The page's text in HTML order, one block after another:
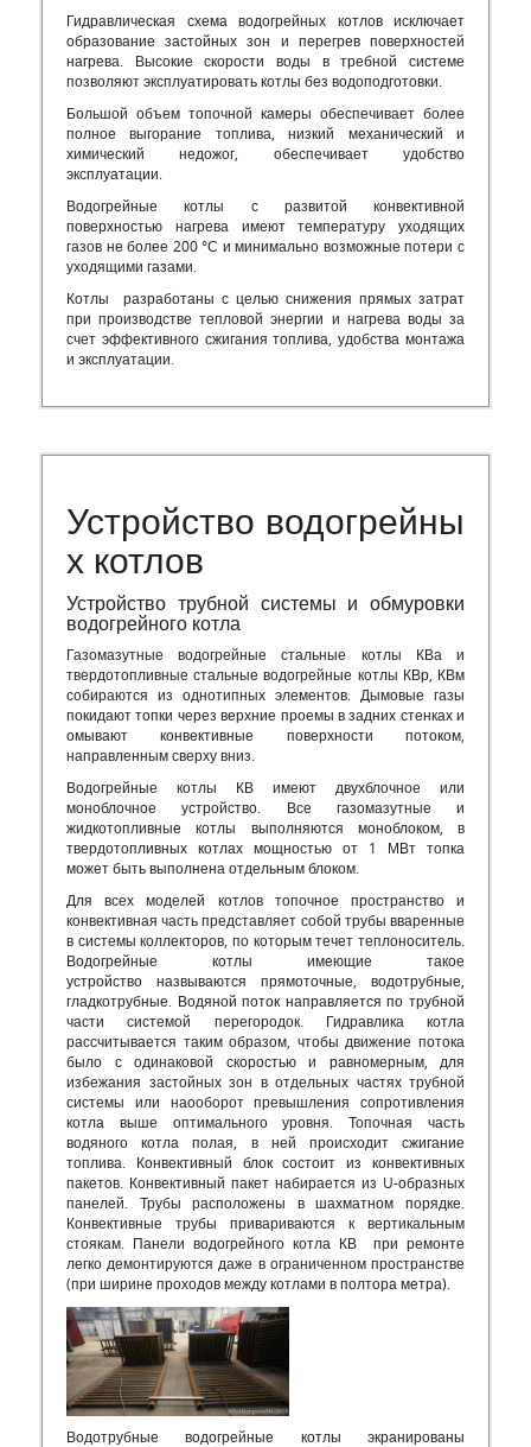
Гидравлическая схема водогрейных котлов исключает
образование застойных зон и перегрев поверхностей
нагрева. Высокие скорости воды в требной системе
позволяют эксплуатировать котлы без водоподготовки.
Большой объем топочной камеры обеспечивает более
полное выгорание топлива, низкий механический и
химический недожог, обеспечивает удобство
эксплуатации.
Водогрейные котлы с развитой конвективной
поверхностью нагрева имеют температуру уходящих
газов не более 200 °С и минимально возможные потери с
уходящими газами.
Котлы разработаны с целью снижения прямых затрат
при производстве тепловой энергии и нагрева воды за
счет эффективного сжигания топлива, удобства монтажа
и эксплуатации.
Устройство водогрейны
х котлов
Устройство трубной системы и обмуровки
водогрейного котла
Газомазутные водогрейные стальные котлы КВа и
твердотопливные стальные водогрейные котлы КВр, КВм
собираются из однотипных элементов. Дымовые газы
покидают топки через верхние проемы в задних стенках и
омывают конвективные поверхности потоком,
направленным сверху вниз.
Водогрейные котлы КВ имеют двухблочное или
моноблочное устройство. Все газомазутные и
жидкотопливные котлы выполняются моноблоком, в
твердотопливных котлах мощностью от 1 МВт топка
может быть выполнена отдельным блоком.
Для всех моделей котлов топочное пространство и
конвективная часть представляет собой трубы вваренные
в системы коллекторов, по которым течет теплоноситель.
Водогрейные котлы имеющие такое
устройство назвываются прямоточные, водотрубные,
гладкотрубные. Водяной поток направляется по трубной
части системой перегородок. Гидравлика котла
рассчитывается таким образом, чтобы движение потока
было с одинаковой скоростью и равномерным, для
избежания застойных зон в отдельных частях трубной
системы или наооборот превышления сопротивления
котла выше оптимального уровня. Топочная часть
водяного котла полая, в ней происходит сжигание
топлива. Конвективный блок состоит из конвективных
пакетов. Конвективный пакет набирается из U-образных
панелей. Трубы расположены в шахматном порядке.
Конвективные трубы привариваются к вертикальным
стоякам. Панели водогрейного котла КВ при ремонте
легко демонтируются даже в ограниченном пространстве
(при ширине проходов между котлами в полтора метра).
Водотрубные водогрейные котлы экранированы